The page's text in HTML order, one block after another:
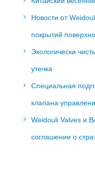
Новости от
покрытий
Экологически
утечка
Специальная
клапана
Weidouli Valves и
соглашение о